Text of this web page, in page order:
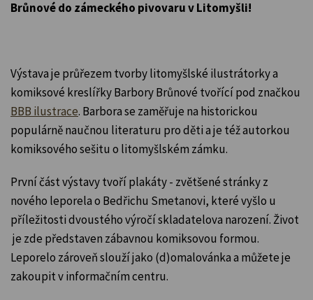
Brůnové do zámeckého pivovaru v Litomyšli!
Výstava je průřezem tvorby litomyšlské ilustrátorky a
komiksové kreslířky Barbory Brůnové tvořící pod značkou
BBB ilustrace. Barbora se zaměřuje na historickou
populárně naučnou literaturu pro děti a je též autorkou
komiksového sešitu o litomyšlském zámku.
První část výstavy tvoří plakáty - zvětšené stránky z
nového leporela o Bedřichu Smetanovi, které vyšlo u
příležitosti dvoustého výročí skladatelova narození. Život
je zde představen zábavnou komiksovou formou.
Leporelo zároveň slouží jako (d)omalovánka a můžete je
zakoupit v informačním centru.